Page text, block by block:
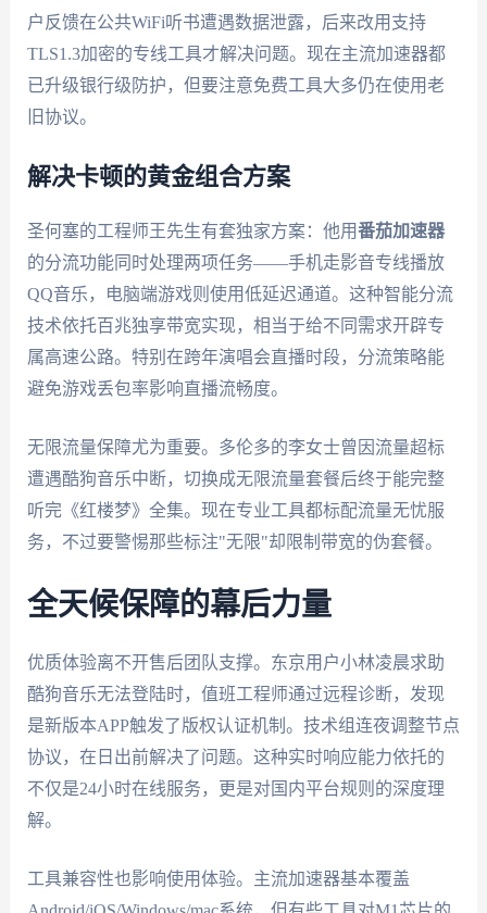
户反馈在公共WiFi听书遭遇数据泄露，后来改用支持
TLS1.3加密的专线工具才解决问题。现在主流加速器都
已升级银行级防护，但要注意免费工具大多仍在使用老
旧协议。
解决卡顿的黄金组合方案
圣何塞的工程师王先生有套独家方案：他用番茄加速器
的分流功能同时处理两项任务——手机走影音专线播放
QQ音乐，电脑端游戏则使用低延迟通道。这种智能分流
技术依托百兆独享带宽实现，相当于给不同需求开辟专
属高速公路。特别在跨年演唱会直播时段，分流策略能
避免游戏丢包率影响直播流畅度。
无限流量保障尤为重要。多伦多的李女士曾因流量超标
遭遇酷狗音乐中断，切换成无限流量套餐后终于能完整
听完《红楼梦》全集。现在专业工具都标配流量无忧服
务，不过要警惕那些标注"无限"却限制带宽的伪套餐。
全天候保障的幕后力量
优质体验离不开售后团队支撑。东京用户小林凌晨求助
酷狗音乐无法登陆时，值班工程师通过远程诊断，发现
是新版本APP触发了版权认证机制。技术组连夜调整节点
协议，在日出前解决了问题。这种实时响应能力依托的
不仅是24小时在线服务，更是对国内平台规则的深度理
解。
工具兼容性也影响使用体验。主流加速器基本覆盖